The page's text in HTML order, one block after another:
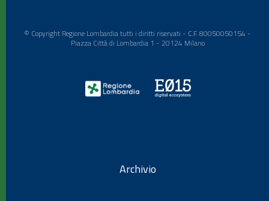
© Copyright Regione Lombardia tutti i diritti riservati - C.F. 80050050154 -
Piazza Città di Lombardia 1 - 20124 Milano
Archivio